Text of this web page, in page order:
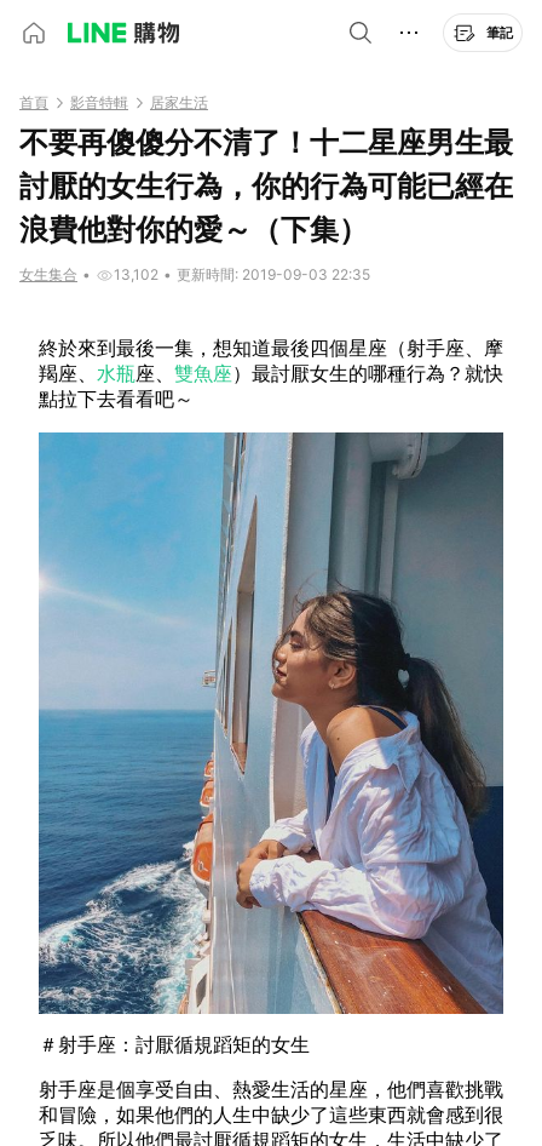
筆記
首頁 影音特輯 居家生活
不要再傻傻分不清了！十二星座男生最
討厭的女生行為，你的行為可能已經在
浪費他對你的愛～（下集）
女生集合 • 13,102 • 更新時間: 2019-09-03 22:35
終於來到最後一集，想知道最後四個星座（射手座、摩
羯座、 水瓶座、 雙魚座）最討厭女生的哪種行為？就快
點拉下去看看吧～
＃射手座：討厭循規蹈矩的女生
射手座是個享受自由、熱愛生活的星座，他們喜歡挑戰
和冒險，如果他們的人生中缺少了這些東西就會感到很
乏味。所以他們最討厭循規蹈矩的女生，生活中缺少了